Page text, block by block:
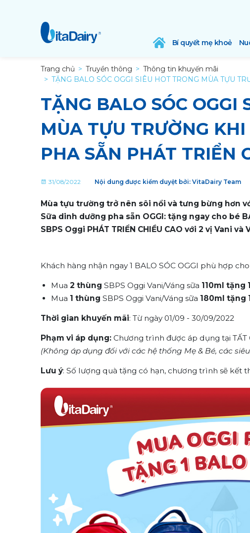
Bí quyết mẹ khoẻ
Trang chủ Truyền thông
Thông tin khuyến mãi
TẶNG BALO SÓC OGGI SIÊU HOT TRONG MÙA TỰU
TẶNG BALO SÓC OGGI
MÙA TỰU TRƯỜNG
PHA SẴN PHÁT TRIỂN
31/08/2022 Nội dung được kiểm duyệt bởi: VitaDairy Team
Mùa tựu trường trở nên sôi nổi và tưng bừng hơn
Sữa dinh dưỡng pha sẵn OGGI: tặng ngay cho bé
SBPS Oggi PHÁT TRIỂN CHIỀU CAO với 2 vị Vani và
Khách hàng nhận ngay 1 BALO SÓC OGGI phù hợp
Mua 2 thùng SBPS Oggi Vani/Váng sữa 110ml tặng
Mua 1 thùng SBPS Oggi Vani/Váng sữa 180ml tặng
Thời gian khuyến mãi: Từ ngày 01/09 - 30/09/2022
Phạm vi áp dụng: Chương trình được áp dụng tại TẤT
(Không áp dụng đối với các hệ thống Mẹ & Bé, các
Lưu ý: Số lượng quà tặng có hạn, chương trình sẽ kết